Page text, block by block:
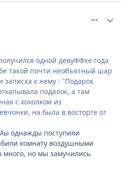
одной девуФФке года
такой почти необъятный шар
к нему : "Подарок
подалок, а там
с хохолком из
на была в восторге от
однажды поступили
комнату воздушными
но мы замучились